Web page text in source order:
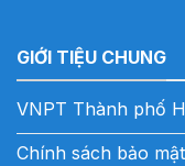
GIỚI TIỆU CHUNG
VNPT Thành phố
Chính sách bảo